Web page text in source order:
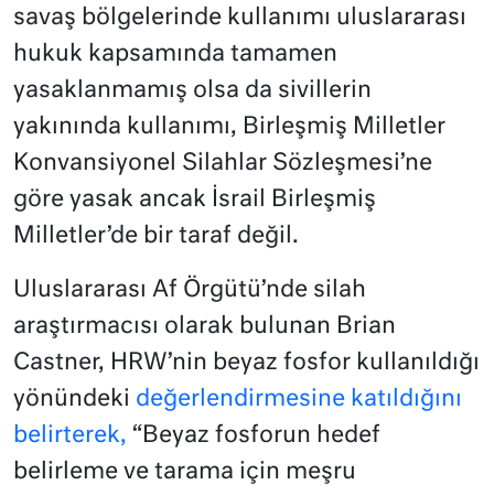
savaş bölgelerinde kullanımı uluslararası
hukuk kapsamında tamamen
yasaklanmamış olsa da sivillerin
yakınında kullanımı, Birleşmiş Milletler
Konvansiyonel Silahlar Sözleşmesi’ne
göre yasak ancak İsrail Birleşmiş
Milletler’de bir taraf değil.
Uluslararası Af Örgütü’nde silah
araştırmacısı olarak bulunan Brian
Castner, HRW’nin beyaz fosfor kullanıldığı
yönündeki değerlendirmesine katıldığını
belirterek, “Beyaz fosforun hedef
belirleme ve tarama için meşru